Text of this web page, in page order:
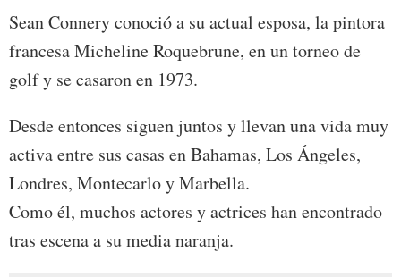
Sean Connery conoció a su actual esposa, la pintora
francesa Micheline Roquebrune, en un torneo de
golf y se casaron en 1973.
Desde entonces siguen juntos y llevan una vida muy
activa entre sus casas en Bahamas, Los Ángeles,
Londres, Montecarlo y Marbella.
Como él, muchos actores y actrices han encontrado
tras escena a su media naranja.